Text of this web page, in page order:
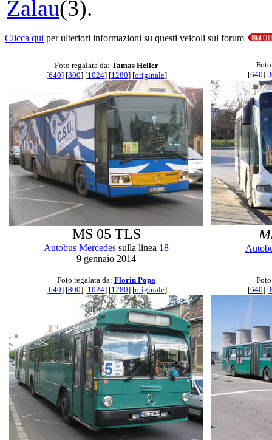
Zalau(3).
Clicca qui per ulteriori informazioni su questi veicoli sul forum
Foto regalata da: Tamas Heller
[640] [800] [1024] [1280] [originale]
MS 05 TLS
Autobus Mercedes sulla linea 18
9 gennaio 2014
[640] [
Foto regalata da: Florin Popa
[640] [800] [1024] [1280] [originale]
[640] [